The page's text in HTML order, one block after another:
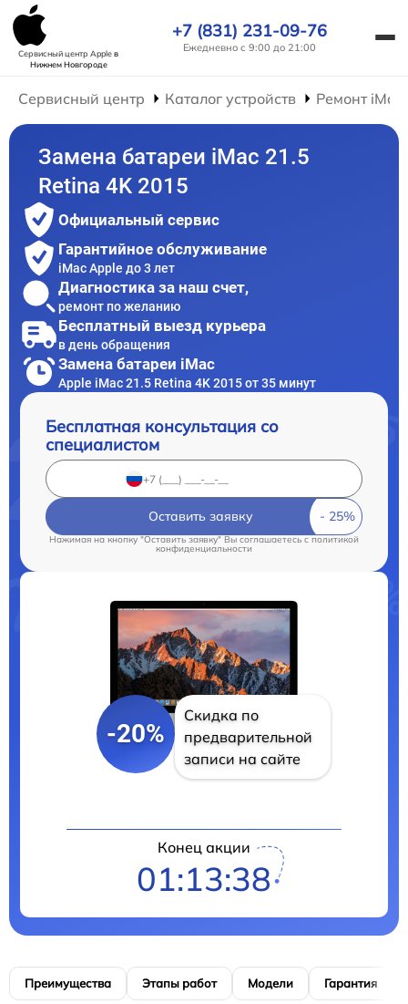
Сервисный центр Appleв
Нижнем Новгороде
+7 (831) 231-09-76
Ежедневно с 9:00 до 21:00
Сервисный центр Каталог устройств Ремонт iMac
Замена батареи iMac 21.5
Retina 4K 2015
Официальный сервис
Гарантийное обслуживание
iMac Apple до 3 лет
Диагностика за наш счет,
ремонт по желанию
Бесплатный выезд курьера
в день обращения
Замена батареи iMac
Apple iMac 21.5 Retina 4K 2015 от 35 минут
Бесплатная консультация со
специалистом
Оставить заявку
Нажимая на кнопку "Оставить заявку" Вы соглашаетесь cполитикой
конфиденциальности
-20%
Скидка по
предварительной
записи на сайте
Конец акции
01:13:37
Преимущества Этапы работ Модели Гарантия